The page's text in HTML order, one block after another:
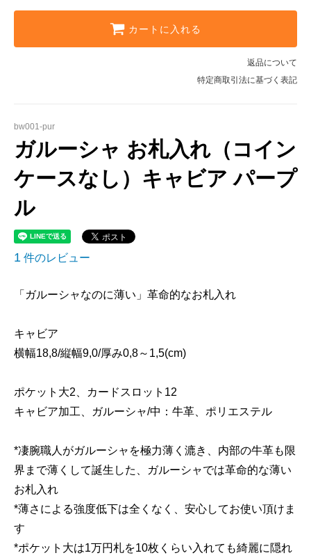
カートに入れる
返品について
特定商取引法に基づく表記
bw001-pur
ガルーシャ お札入れ（コイン
ケースなし）キャビア パープ
ル
1 件のレビュー
「ガルーシャなのに薄い」革命的なお札入れ
キャビア
横幅18,8/縦幅9,0/厚み0,8～1,5(cm)
ポケット大2、カードスロット12
キャビア加工、ガルーシャ/中：牛革、ポリエステル
*凄腕職人がガルーシャを極力薄く漉き、内部の牛革も限
界まで薄くして誕生した、ガルーシャでは革命的な薄い
お札入れ
*薄さによる強度低下は全くなく、安心してお使い頂けま
す
*ポケット大は1万円札を10枚くらい入れても綺麗に隠れ